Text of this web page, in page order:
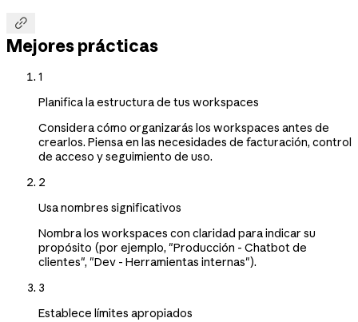

Mejores prácticas
1
Planifica la estructura de tus workspaces
Considera cómo organizarás los workspaces antes de
crearlos. Piensa en las necesidades de facturación, control
de acceso y seguimiento de uso.
2
Usa nombres significativos
Nombra los workspaces con claridad para indicar su
propósito (por ejemplo, "Producción - Chatbot de
clientes", "Dev - Herramientas internas").
3
Establece límites apropiados